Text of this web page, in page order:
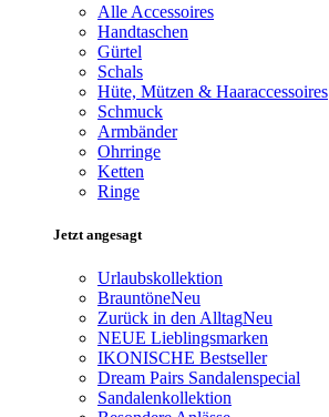
Alle Accessoires
Handtaschen
Gürtel
Schals
Hüte, Mützen & Haaraccessoires
Schmuck
Armbänder
Ohrringe
Ketten
Ringe
Jetzt angesagt
Urlaubskollektion
BrauntöneNeu
Zurück in den AlltagNeu
NEUE Lieblingsmarken
IKONISCHE Bestseller
Dream Pairs Sandalenspecial
Sandalenkollektion